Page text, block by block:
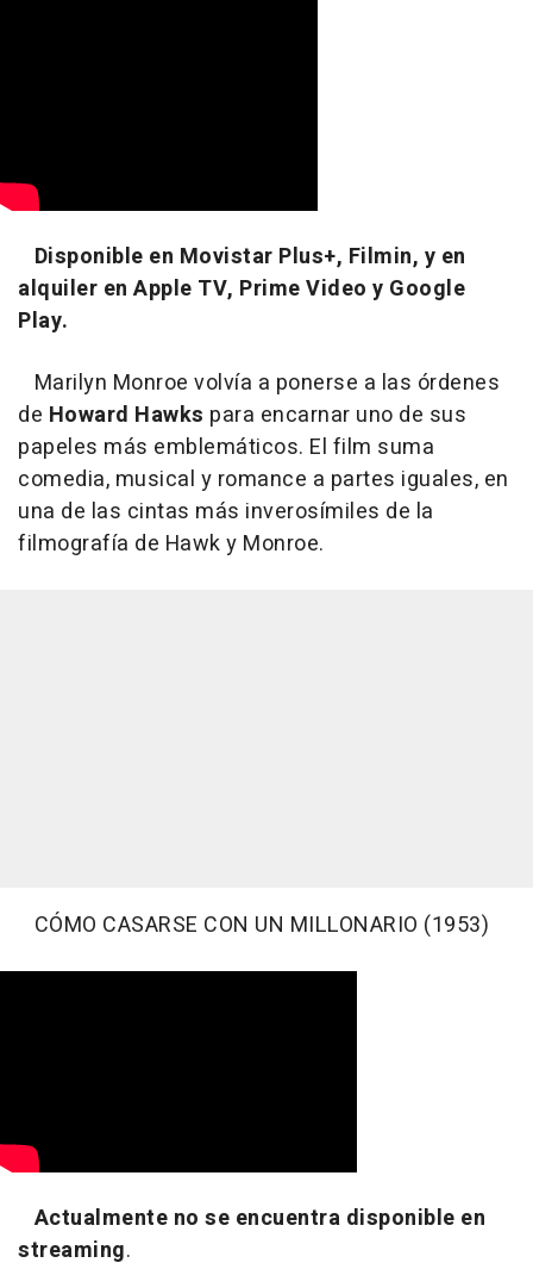
Disponible en Movistar Plus+, Filmin, y en
alquiler en Apple TV, Prime Video y Google
Play.
Marilyn Monroe volvía a ponerse a las órdenes
de Howard Hawks para encarnar uno de sus
papeles más emblemáticos. El film suma
comedia, musical y romance a partes iguales, en
una de las cintas más inverosímiles de la
filmografía de Hawk y Monroe.
CÓMO CASARSE CON UN MILLONARIO (1953)
Actualmente no se encuentra disponible en
streaming.